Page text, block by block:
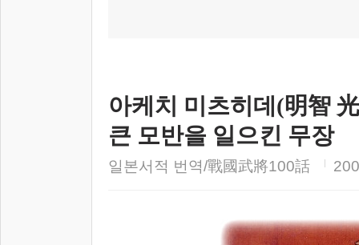
아케치 미츠히데(明智
큰 모반을 일으킨 무장
일본서적 번역/戰國武將100話